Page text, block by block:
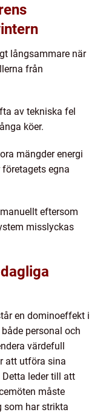
långsammare när
från
av tekniska fel
köer.
mängder energi
egna
eftersom
misslyckas
en dominoeffekt i
personal och
värdefull
att utföra sina
leder till att
måste
som har strikta